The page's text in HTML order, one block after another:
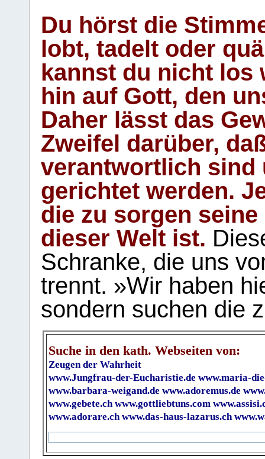
Du hörst die
lobt, tadelt oder
kannst du nicht los
hin auf Gott, den
Daher lässt das
Zweifel darüber,
verantwortlich sind
gerichtet werden.
die zu sorgen
dieser Welt ist.
Schranke, die uns
trennt. »Wir haben
sondern suchen die
Suche in den kath. Webseiten von:
Zeugen der Wahrheit
www.Jungfrau-der-Eucharistie.de www.maria-
www.barbara-weigand.de www.adoremus.de
www.gebete.ch www.gottliebtuns.com
www.adorare.ch www.das-haus-lazarus.ch